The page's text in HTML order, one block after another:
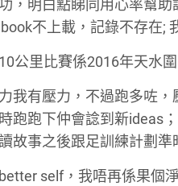
，明白點睇同用心率幫
不上載，記錄不存在;
公里比賽係2016年天水
我有壓力，不過跑多咗
跑跑下仲會諗到新ideas
故事之後跟足訓練計劃準
self，我唔再係果個